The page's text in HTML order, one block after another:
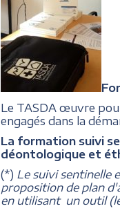
Le TASDA œuvre
engagés dans la
La formation suivi
déontologique et
(*) Le suivi sentinelle
proposition de plan
en utilisant un outil